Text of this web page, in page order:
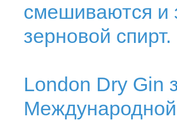
смешиваются и
зерновой спирт.
London Dry Gin